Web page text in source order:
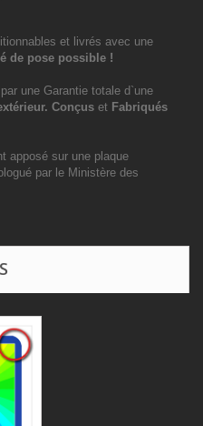
et livrés avec une
de pose possible !
une Garantie totale d`une
. Conçus et Fabriqués
apposé sur une plaque
par le Ministère des